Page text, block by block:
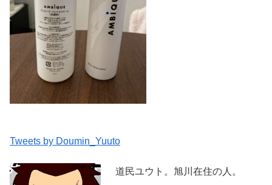
Tweets by Doumin_Yuuto
道民ユウト。旭川在住の人。